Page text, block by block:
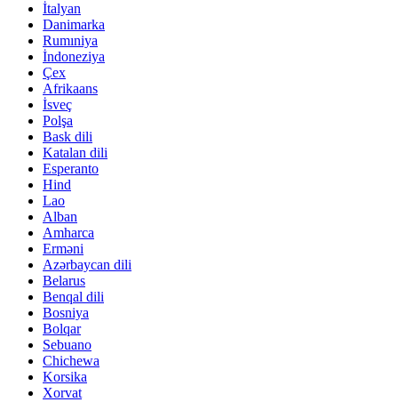
İtalyan
Danimarka
Rumıniya
İndoneziya
Çex
Afrikaans
İsveç
Polşa
Bask dili
Katalan dili
Esperanto
Hind
Lao
Alban
Amharca
Erməni
Azərbaycan dili
Belarus
Benqal dili
Bosniya
Bolqar
Sebuano
Chichewa
Korsika
Xorvat